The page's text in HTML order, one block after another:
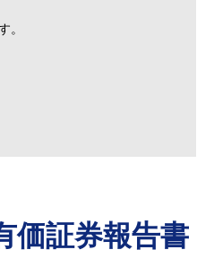
。
価証券報告書